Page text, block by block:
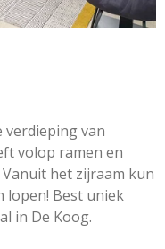
verdieping van
volop ramen en
het zijraam kun
lopen! Best uniek
in De Koog.